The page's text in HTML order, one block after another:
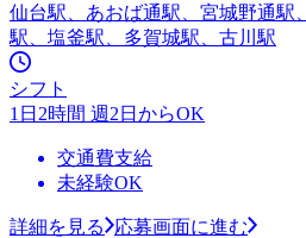
仙台駅、あおば通駅、宮城野通駅
駅、塩釜駅、多賀城駅、古川駅
シフト
1日2時間 週2日からOK
交通費支給
未経験OK
詳細を見る 応募画面に進む